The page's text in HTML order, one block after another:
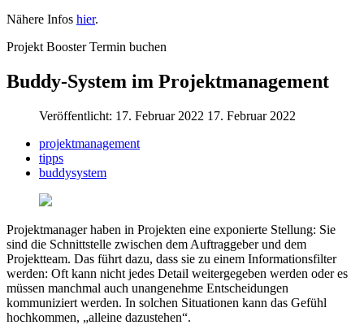
Nähere Infos hier.
Projekt Booster Termin buchen
Buddy-System im Projektmanagement
Veröffentlicht: 17. Februar 2022 17. Februar 2022
projektmanagement
tipps
buddysystem
Projektmanager haben in Projekten eine exponierte Stellung: Sie
sind die Schnittstelle zwischen dem Auftraggeber und dem
Projektteam. Das führt dazu, dass sie zu einem Informationsfilter
werden: Oft kann nicht jedes Detail weitergegeben werden oder es
müssen manchmal auch unangenehme Entscheidungen
kommuniziert werden. In solchen Situationen kann das Gefühl
hochkommen, „alleine dazustehen“.